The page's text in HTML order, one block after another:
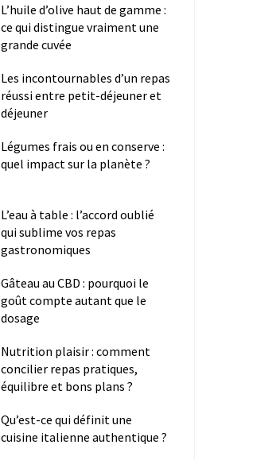
L’huile d’olive haut de gamme :
ce qui distingue vraiment une
grande cuvée
Les incontournables d’un repas
réussi entre petit-déjeuner et
déjeuner
Légumes frais ou en conserve :
quel impact sur la planète ?
L’eau à table : l’accord oublié
qui sublime vos repas
gastronomiques
Gâteau au CBD : pourquoi le
goût compte autant que le
dosage
Nutrition plaisir : comment
concilier repas pratiques,
équilibre et bons plans ?
Qu’est-ce qui définit une
cuisine italienne authentique ?